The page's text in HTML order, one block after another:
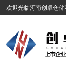
欢迎光临河南创卓仓